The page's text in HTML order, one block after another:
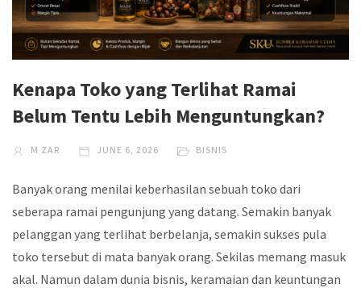
Kenapa Toko yang Terlihat Ramai
Belum Tentu Lebih Menguntungkan?
M ZAR JUNE 6, 2026 BISNIS
Banyak orang menilai keberhasilan sebuah toko dari
seberapa ramai pengunjung yang datang. Semakin banyak
pelanggan yang terlihat berbelanja, semakin sukses pula
toko tersebut di mata banyak orang. Sekilas memang masuk
akal. Namun dalam dunia bisnis, keramaian dan keuntungan